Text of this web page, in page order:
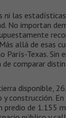
ni las
No importan
allá de esas
París-Texas. Sin
comparar
disponible,
construcción.
predio de 1.155